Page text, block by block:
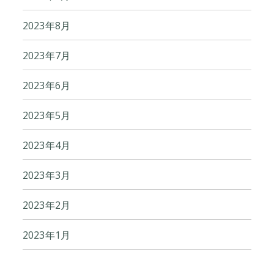
2023年8月
2023年7月
2023年6月
2023年5月
2023年4月
2023年3月
2023年2月
2023年1月